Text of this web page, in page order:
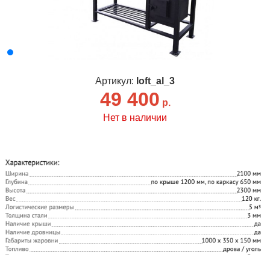
Артикул: loft_al_3
49 400 р.
Нет в наличии